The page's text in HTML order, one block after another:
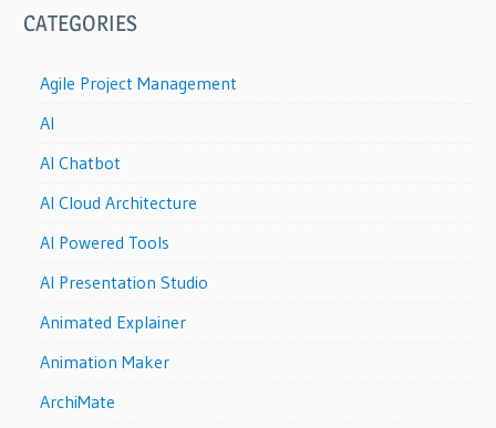
CATEGORIES
Agile Project Management
AI
AI Chatbot
AI Cloud Architecture
AI Powered Tools
AI Presentation Studio
Animated Explainer
Animation Maker
ArchiMate